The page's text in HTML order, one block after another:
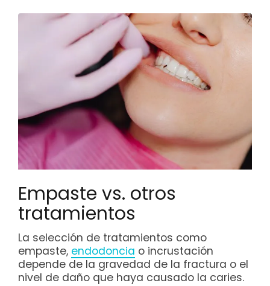
Empaste vs. otros
tratamientos
La selección de tratamientos como
empaste, endodoncia o incrustación
depende de la gravedad de la fractura o el
nivel de daño que haya causado la caries.